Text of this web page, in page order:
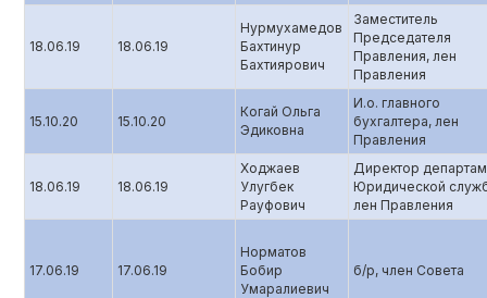
18.06.19 18.06.19
Нурмухамедов
Бахтинур
Бахтиярович
Заместитель
Председателя
Правления, лен
Правления
15.10.20 15.10.20
Когай Ольга
Эдиковна
И.о. главного
бухгалтера, лен
Правления
18.06.19 18.06.19
Ходжаев
Улугбек
Рауфович
Директор
Юридической
лен Правления
17.06.19 17.06.19
Норматов
Бобир
Умаралиевич
б/р, член Совета